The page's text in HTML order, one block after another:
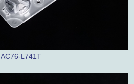
AC76-L741T